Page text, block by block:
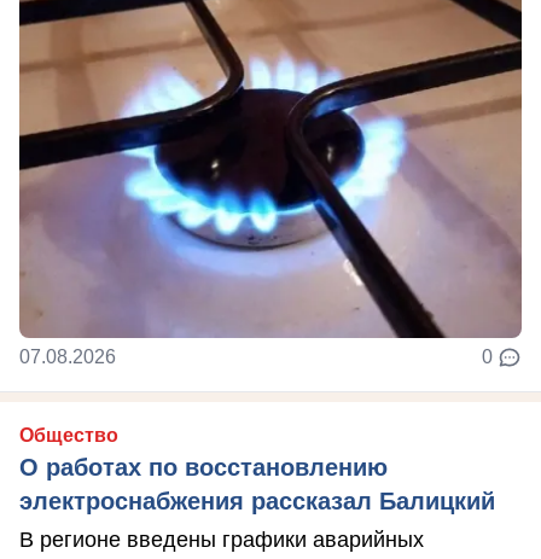
07.08.2026 0
Общество
О работах по восстановлению
электроснабжения рассказал Балицкий
В регионе введены графики аварийных